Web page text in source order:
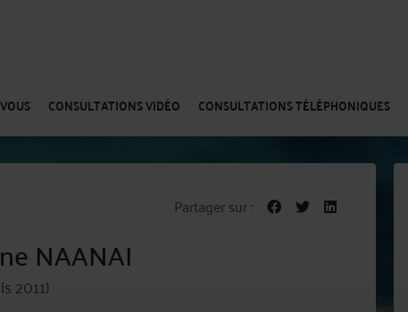
CONSULTATIONS VIDÉO CONSULTATIONS TÉLÉPHONIQUES
Partager sur :
NAANAI
2011)